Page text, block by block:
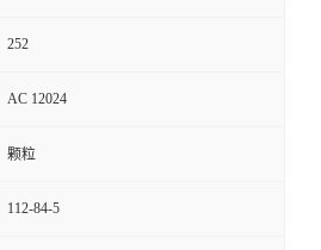
252
AC 12024
颗粒
112-84-5